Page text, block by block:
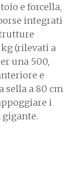
e forcella,
integrati
(rilevati a
una 500,
e
sella a 80 cm
i
gigante.